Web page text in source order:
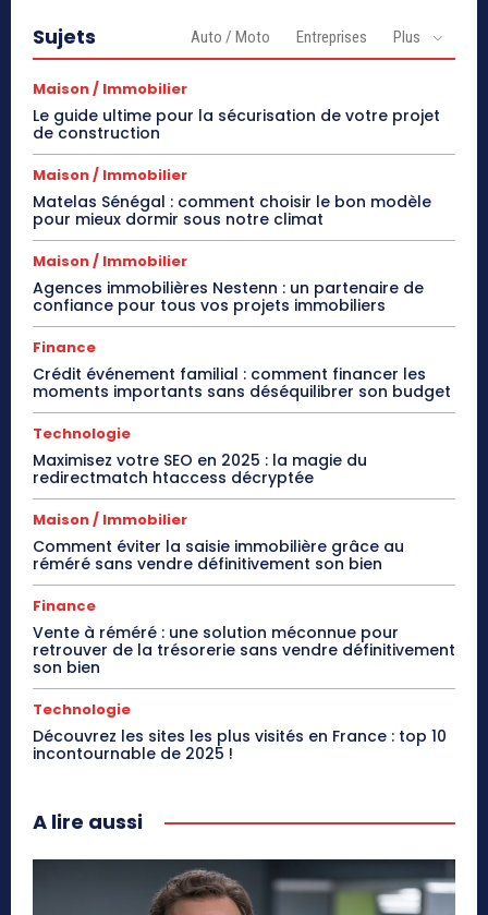
Sujets Auto / Moto Entreprises Plus
Maison / Immobilier
Le guide ultime pour la sécurisation de votre projet
de construction
Maison / Immobilier
Matelas Sénégal : comment choisir le bon modèle
pour mieux dormir sous notre climat
Maison / Immobilier
Agences immobilières Nestenn : un partenaire de
confiance pour tous vos projets immobiliers
Finance
Crédit événement familial : comment financer les
moments importants sans déséquilibrer son budget
Technologie
Maximisez votre SEO en 2025 : la magie du
redirectmatch htaccess décryptée
Maison / Immobilier
Comment éviter la saisie immobilière grâce au
réméré sans vendre définitivement son bien
Finance
Vente à réméré : une solution méconnue pour
retrouver de la trésorerie sans vendre définitivement
son bien
Technologie
Découvrez les sites les plus visités en France : top 10
incontournable de 2025 !
A lire aussi